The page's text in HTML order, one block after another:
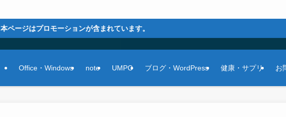
本ページはプロモーションが含まれています。
Office・Windows note UMPC ブログ・WordPress 健康・サプリ お